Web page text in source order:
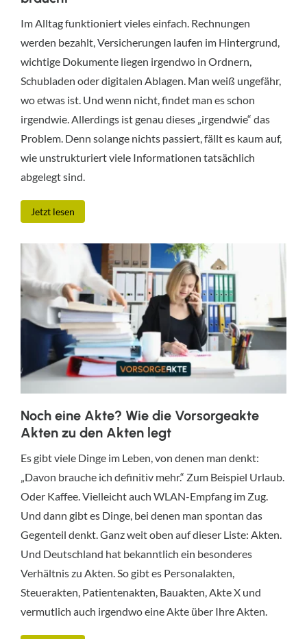
Im Alltag funktioniert vieles einfach. Rechnungen
werden bezahlt, Versicherungen laufen im Hintergrund,
wichtige Dokumente liegen irgendwo in Ordnern,
Schubladen oder digitalen Ablagen. Man weiß ungefähr,
wo etwas ist. Und wenn nicht, findet man es schon
irgendwie. Allerdings ist genau dieses „irgendwie“ das
Problem. Denn solange nichts passiert, fällt es kaum auf,
wie unstrukturiert viele Informationen tatsächlich
abgelegt sind.
Jetzt lesen
Noch eine Akte? Wie die Vorsorgeakte
Akten zu den Akten legt
Es gibt viele Dinge im Leben, von denen man denkt:
„Davon brauche ich definitiv mehr.“ Zum Beispiel Urlaub.
Oder Kaffee. Vielleicht auch WLAN-Empfang im Zug.
Und dann gibt es Dinge, bei denen man spontan das
Gegenteil denkt. Ganz weit oben auf dieser Liste: Akten.
Und Deutschland hat bekanntlich ein besonderes
Verhältnis zu Akten. So gibt es Personalakten,
Steuerakten, Patientenakten, Bauakten, Akte X und
vermutlich auch irgendwo eine Akte über Ihre Akten.